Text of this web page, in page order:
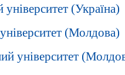
(Україна)
(Молдова)
університет